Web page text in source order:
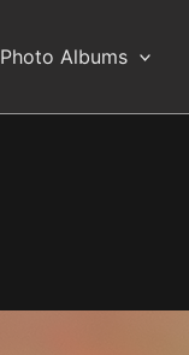
Photo Albums